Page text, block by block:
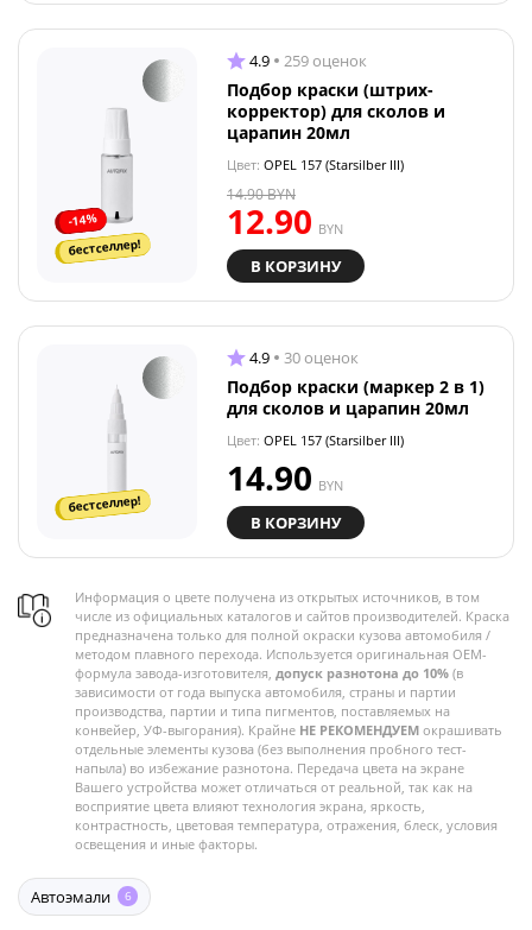
-14%
бестселлер!
4.9 259 оценок
Подбор краски (штрих-
корректор) для сколов и
царапин 20мл
Цвет: OPEL 157 (Starsilber III)
12.90 BYN
14.90BYN
В КОРЗИНУ
бестселлер!
4.9 30 оценок
Подбор краски (маркер 2 в 1)
для сколов и царапин 20мл
Цвет: OPEL 157 (Starsilber III)
14.90 BYN
В КОРЗИНУ
Информация о цвете получена из открытых источников, в том
числе из официальных каталогов и сайтов производителей. Краска
предназначена только для полной окраски кузова автомобиля /
методом плавного перехода. Используется оригинальная OEM-
формула завода-изготовителя, допуск разнотона до 10% (в
зависимости от года выпуска автомобиля, страны и партии
производства, партии и типа пигментов, поставляемых на
конвейер, УФ-выгорания). Крайне НЕ РЕКОМЕНДУЕМ окрашивать
отдельные элементы кузова (без выполнения пробного тест-
напыла) во избежание разнотона. Передача цвета на экране
Вашего устройства может отличаться от реальной, так как на
восприятие цвета влияют технология экрана, яркость,
контрастность, цветовая температура, отражения, блеск, условия
освещения и иные факторы.
Автоэмали 6